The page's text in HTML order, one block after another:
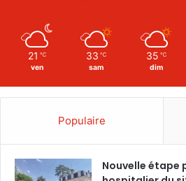
21 ℃
ven
33 ℃
sam
35 ℃
dim
Populaire
Nouvelle étape